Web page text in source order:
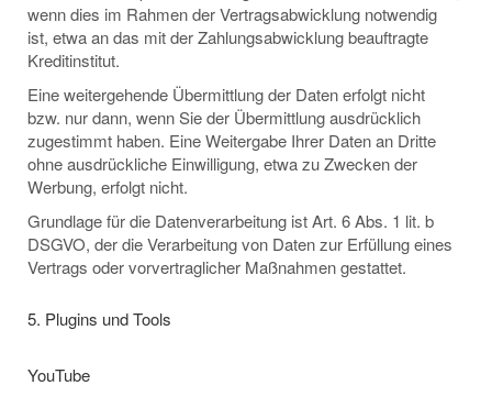
wenn dies im Rahmen der Vertragsabwicklung notwendig
ist, etwa an das mit der Zahlungsabwicklung beauftragte
Kreditinstitut.
Eine weitergehende Übermittlung der Daten erfolgt nicht
bzw. nur dann, wenn Sie der Übermittlung ausdrücklich
zugestimmt haben. Eine Weitergabe Ihrer Daten an Dritte
ohne ausdrückliche Einwilligung, etwa zu Zwecken der
Werbung, erfolgt nicht.
Grundlage für die Datenverarbeitung ist Art. 6 Abs. 1 lit. b
DSGVO, der die Verarbeitung von Daten zur Erfüllung eines
Vertrags oder vorvertraglicher Maßnahmen gestattet.
5. Plugins und Tools
YouTube